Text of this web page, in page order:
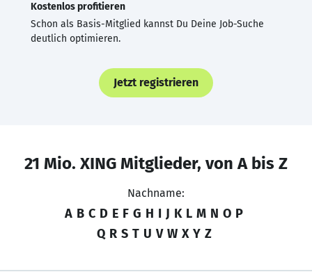
Kostenlos profitieren
Schon als Basis-Mitglied kannst Du Deine Job-Suche
deutlich optimieren.
Jetzt registrieren
21 Mio. XING Mitglieder, von A bis Z
Nachname:
A B C D E F G H I J K L M N O P
Q R S T U V W X Y Z